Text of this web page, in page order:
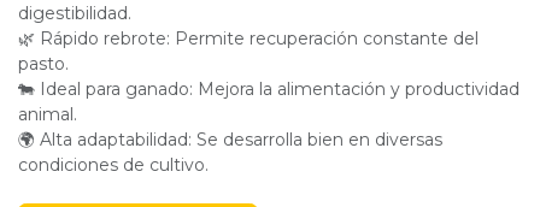
digestibilidad.
🌿 Rápido rebrote: Permite recuperación constante del
pasto.
🐄 Ideal para ganado: Mejora la alimentación y productividad
animal.
🌍 Alta adaptabilidad: Se desarrolla bien en diversas
condiciones de cultivo.